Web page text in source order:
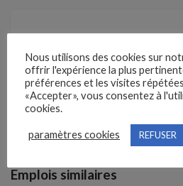
Référence
211MDZW
Clôture des candidatures :
Je postule
Emplois similaires
Nous utilisons des cookies sur
offrir l'expérience la plus
préférences et les visites
«Accepter», vous consentez à
cookies.
paramètres cookies REFUSER